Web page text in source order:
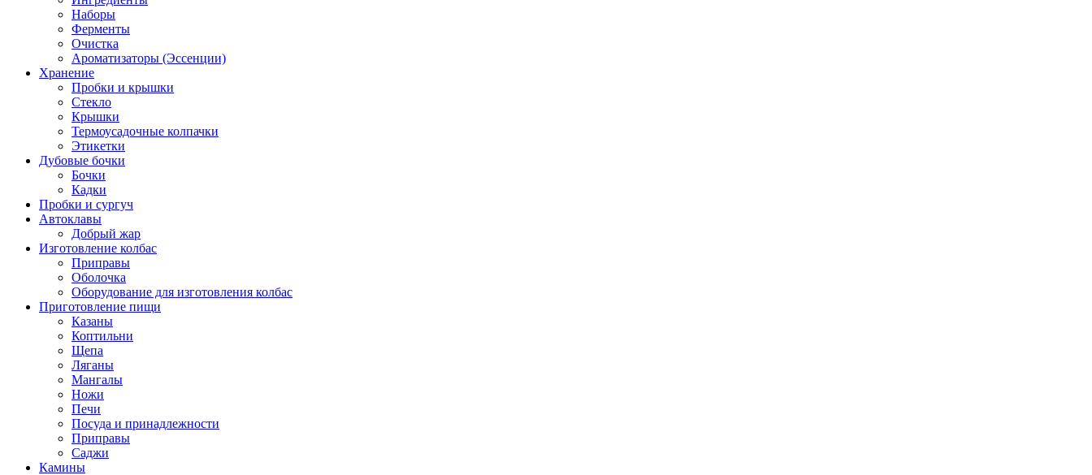
Наборы
Ферменты
Очистка
Ароматизаторы (Эссенции)
Хранение
Пробки и крышки
Стекло
Крышки
Термоусадочные колпачки
Этикетки
Дубовые бочки
Бочки
Кадки
Пробки и сургуч
Автоклавы
Добрый жар
Изготовление колбас
Приправы
Оболочка
Оборудование для изготовления колбас
Приготовление пищи
Казаны
Коптильни
Щепа
Ляганы
Мангалы
Ножи
Печи
Посуда и принадлежности
Приправы
Саджи
Камины